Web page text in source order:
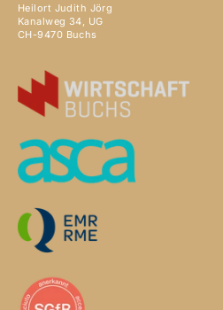
Heilort Judith Jörg
Kanalweg 34, UG
CH-9470 Buchs